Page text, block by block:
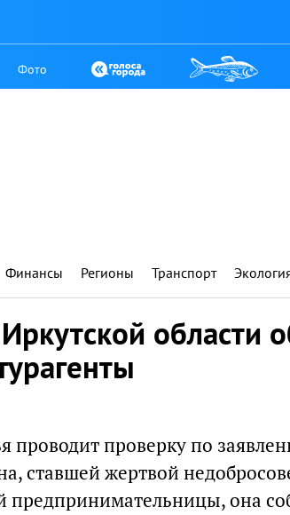
Фото
Финансы Регионы Транспорт
области
проводит проверку по
ставшей жертвой
предпринимательницы, она